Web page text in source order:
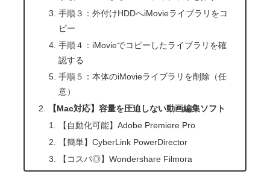
手順３：外付けHDDへiMovieライブラリをコ
ピー
手順４：iMovieでコピーしたライブラリを確
認する
手順５：本体のiMovieライブラリを削除（任
意）
【Mac対応】容量を圧迫しない動画編集ソフト
【自動化可能】Adobe Premiere Pro
【簡単】CyberLink PowerDirector
【コスパ◎】Wondershare Filmora